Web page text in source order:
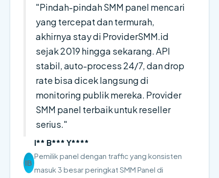
"Pindah-pindah SMM panel mencari
yang tercepat dan termurah,
akhirnya stay di ProviderSMM.id
sejak 2019 hingga sekarang. API
stabil, auto-process 24/7, dan drop
rate bisa dicek langsung di
monitoring publik mereka. Provider
SMM panel terbaik untuk reseller
serius."
IB
I** B*** Y****
Pemilik panel dengan traffic yang konsisten
masuk 3 besar peringkat SMM Panel di